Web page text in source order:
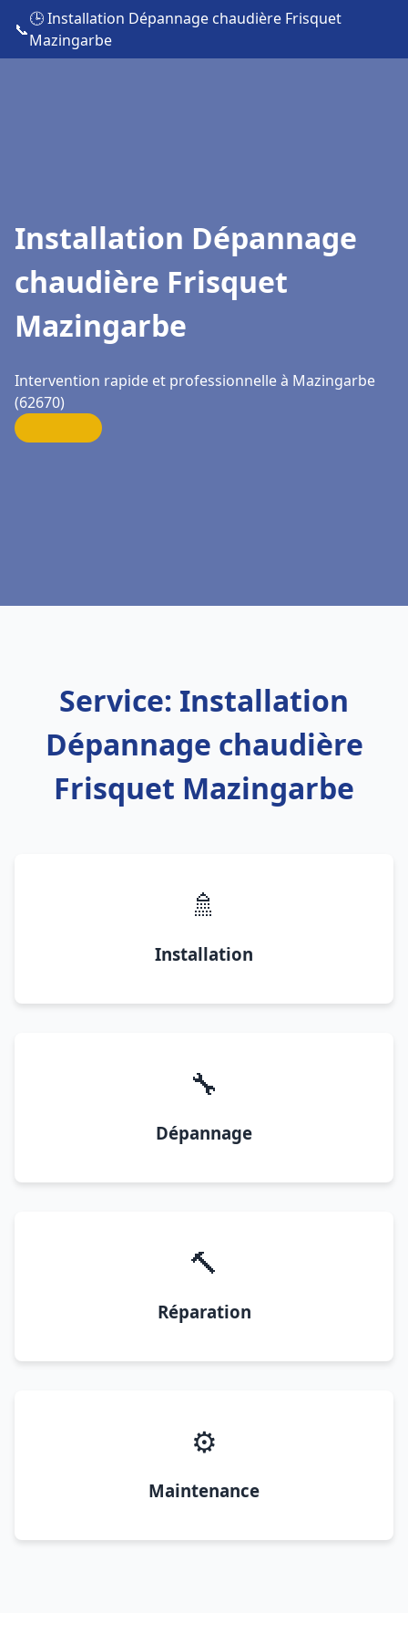
📞
🕒 Installation Dépannage chaudière Frisquet
Mazingarbe
Installation Dépannage
chaudière Frisquet
Mazingarbe
Intervention rapide et professionnelle à Mazingarbe
(62670)
Service: Installation
Dépannage chaudière
Frisquet Mazingarbe
🚿
Installation
🔧
Dépannage
🔨
Réparation
⚙️
Maintenance